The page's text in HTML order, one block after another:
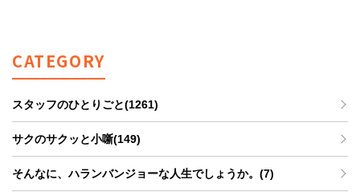
CATEGORY
スタッフのひとりごと(1261)
サクのサクッと小噺(149)
そんなに、ハランバンジョーな人生でしょうか。(7)